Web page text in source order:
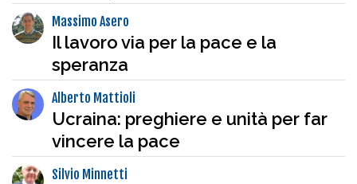
Massimo Asero
Il lavoro via per la pace e la
speranza
Alberto Mattioli
Ucraina: preghiere e unità per far
vincere la pace
Silvio Minnetti